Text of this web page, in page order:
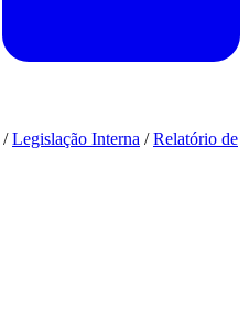
/Legislação Interna /Relatório de